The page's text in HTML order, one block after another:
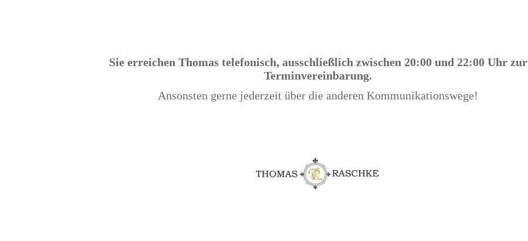
Sie erreichen Thomas telefonisch, ausschließlich zwischen 20:00 und 22:00 Uhr zur
Terminvereinbarung.
Ansonsten gerne jederzeit über die anderen Kommunikationswege!